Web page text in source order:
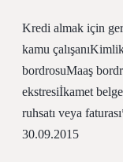
Kredi almak için
kamu
bordrosuMaaş
ekstresiİkamet
ruhsatı veya
30.09.2015